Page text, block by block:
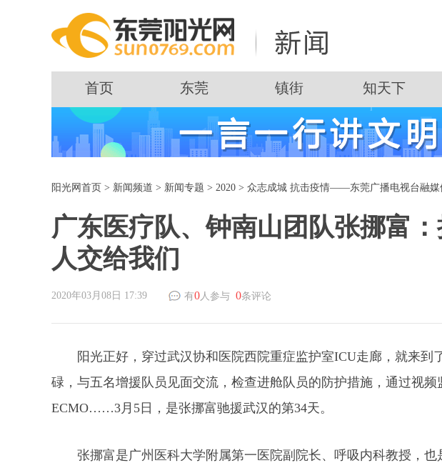
首页 东莞 镇街 知天下
阳光网首页 > 新闻频道 > 新闻专题 > 2020 > 众志成城 抗击疫情——东莞广播电视台融媒
广东医疗队、钟南山团队张挪富
人交给我们
2020年03月08日 17:39 有0人参与 0条评论
阳光正好，穿过武汉协和医院西院重症监护室ICU走廊，就来到
碌，与五名增援队员见面交流，检查进舱队员的防护措施，通过视
ECMO……3月5日，是张挪富驰援武汉的第34天。
张挪富是广州医科大学附属第一医院副院长、呼吸内科教授，